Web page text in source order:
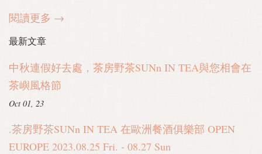
閱讀更多 →
最新文章
中秋連假好去處，茶房野茶SUNn IN TEA與您相會在
茶嶼風格節
Oct 01, 23
.茶房野茶SUNn IN TEA 在歐洲餐酒俱樂部 OPEN
EUROPE 2023.08.25 Fri. - 08.27 Sun